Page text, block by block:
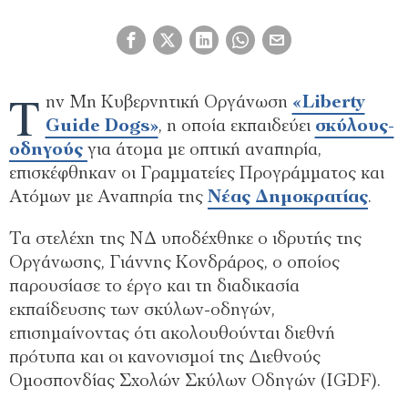
Τ ην Μη Κυβερνητική Οργάνωση «Liberty
Guide Dogs», η οποία εκπαιδεύει σκύλους-
οδηγούς για άτομα με οπτική αναπηρία,
επισκέφθηκαν οι Γραμματείες Προγράμματος και
Ατόμων με Αναπηρία της Νέας Δημοκρατίας.
Τα στελέχη της ΝΔ υποδέχθηκε ο ιδρυτής της
Οργάνωσης, Γιάννης Κονδράρος, ο οποίος
παρουσίασε το έργο και τη διαδικασία
εκπαίδευσης των σκύλων-οδηγών,
επισημαίνοντας ότι ακολουθούνται διεθνή
πρότυπα και οι κανονισμοί της Διεθνούς
Ομοσπονδίας Σχολών Σκύλων Οδηγών (IGDF).